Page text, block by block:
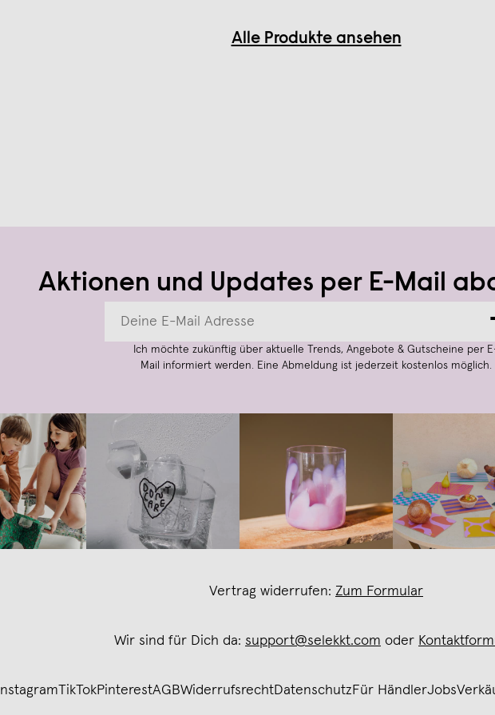
Alle Produkte ansehen
Aktionen und Updates per E-Mail
Ich möchte zukünftig über aktuelle Trends, Angebote & Gutscheine per
Mail informiert werden. Eine Abmeldung ist jederzeit kostenlos möglich.
Vertrag widerrufen: Zum Formular
Wir sind für Dich da: support@selekkt.com oder
InstagramTikTokPinterestAGBWiderrufsrechtDatenschutzFür HändlerJobs